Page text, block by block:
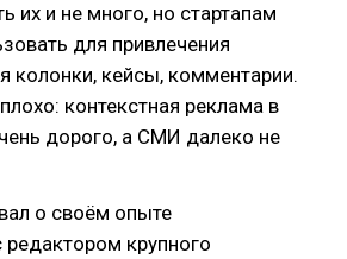
их и не много, но стартапам
для привлечения
колонки, кейсы, комментарии.
контекстная реклама в
дорого, а СМИ далеко не
о своём опыте
крупного